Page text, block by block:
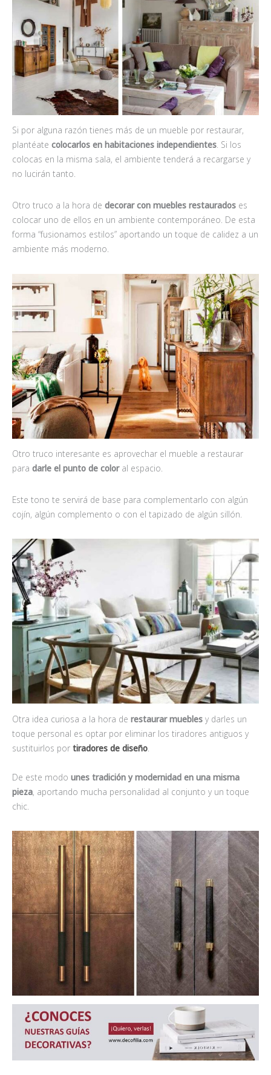
Si por alguna razón tienes más de un mueble por restaurar,
plantéate colocarlos en habitaciones independientes. Si los
colocas en la misma sala, el ambiente tenderá a recargarse y
no lucirán tanto.
Otro truco a la hora de decorar con muebles restaurados es
colocar uno de ellos en un ambiente contemporáneo. De esta
forma “fusionamos estilos” aportando un toque de calidez a un
ambiente más moderno.
Otro truco interesante es aprovechar el mueble a restaurar
para darle el punto de coloral espacio.
Este tono te servirá de base para complementarlo con algún
cojín, algún complemento o con el tapizado de algún sillón.
Otra idea curiosa a la hora de restaurar muebles y darles un
toque personal es optar por eliminar los tiradores antiguos y
sustituirlos por tiradores de diseño.
De este modo unes tradición y modernidad en una misma
pieza, aportando mucha personalidad al conjunto y un toque
chic.